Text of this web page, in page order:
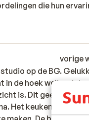
die hun
vorige
op de BG.
in de hoek welke niet
is. Dit geeft wat
Het keukentje heeft
op de BG.
in de hoek welke niet
is. Dit geeft wat
Het keukentje heeft